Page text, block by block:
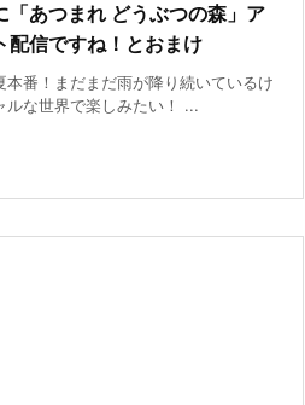
あつまれ どうぶつの森」ア
配信ですね！とおまけ
本番！まだまだ雨が降り続いているけ
ルな世界で楽しみたい！ ...